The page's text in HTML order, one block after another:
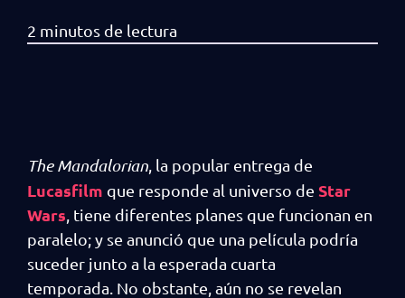
The Mandalorian , la popular entrega de
Lucasfilm que responde al universo de Star
Wars , tiene diferentes planes que funcionan en
paralelo; y se anunció que una película podría
suceder junto a la esperada cuarta
temporada. No obstante, aún no se revelan